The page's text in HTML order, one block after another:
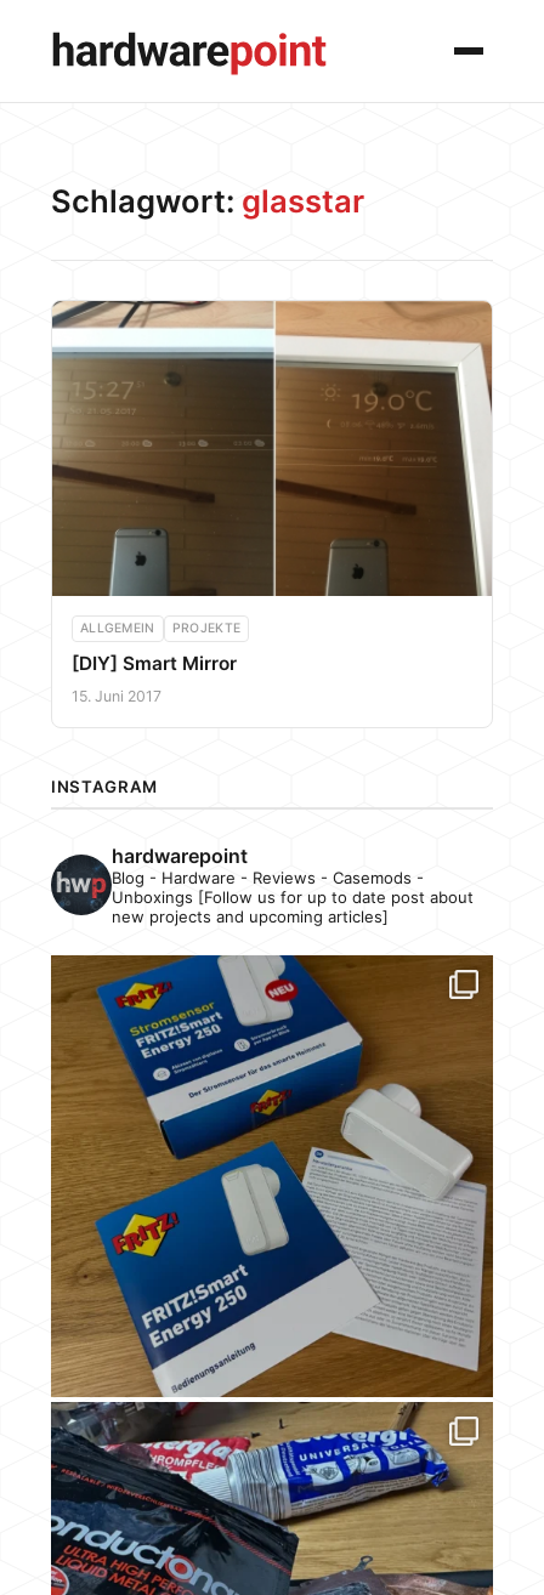
Menü
Schlagwort: glasstar
ALLGEMEIN PROJEKTE
[DIY] Smart Mirror
15. Juni 2017
INSTAGRAM
hardwarepoint
Blog - Hardware - Reviews - Casemods -
Unboxings [Follow us for up to date post about
new projects and upcoming articles]